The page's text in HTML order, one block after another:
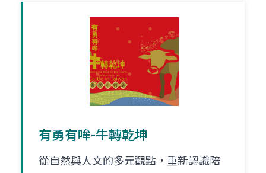
有勇有哞-牛轉乾坤
從自然與人文的多元觀點，重新認識陪